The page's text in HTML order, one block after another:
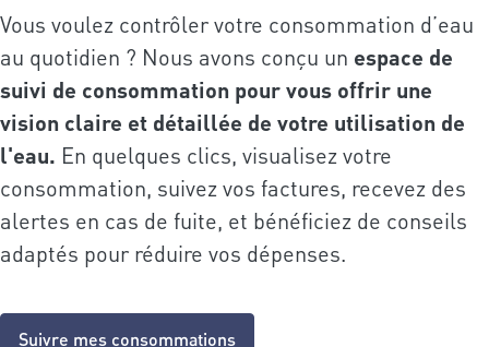
Vous voulez contrôler votre consommation d’eau
au quotidien ? Nous avons conçu un espace de
suivi de consommation pour vous offrir une
vision claire et détaillée de votre utilisation de
l'eau. En quelques clics, visualisez votre
consommation, suivez vos factures, recevez des
alertes en cas de fuite, et bénéficiez de conseils
adaptés pour réduire vos dépenses.
Suivre mes consommations